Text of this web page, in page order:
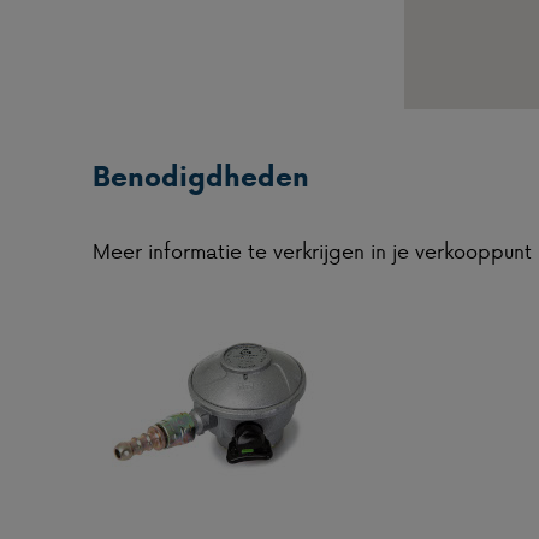
Benodigdheden
Meer informatie te verkrijgen in je verkooppunt